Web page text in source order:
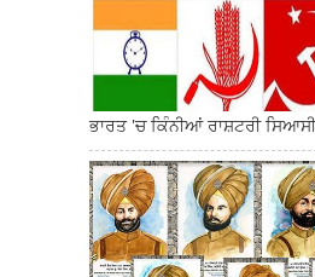
ਭਾਰਤ 'ਚ ਕਿੰਨੀਆਂ ਰਾਸ਼ਟਰੀ